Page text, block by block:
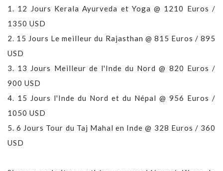
1. 12 Jours Kerala Ayurveda et Yoga @ 1210 Euros /
1350 USD
2. 15 Jours Le meilleur du Rajasthan @ 815 Euros / 895
USD
3. 13 Jours Meilleur de l'Inde du Nord @ 820 Euros /
900 USD
4. 15 Jours l'Inde du Nord et du Népal @ 956 Euros /
1050 USD
5.6 Jours Tour du Taj Mahal en Inde @ 328 Euros / 360
USD